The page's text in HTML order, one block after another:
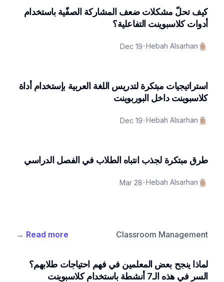
كيف تحلّ مشكلات ضعف المشاركة الصفّية باستخدام
أدوات كلاسبوينت التفاعلية؟
Hebah Alsarhan
•
Dec 19
استراتيجيات مبتكرة لتدريس اللغة العربية بإستخدام أداة
كلاسبوينت داخل البوربوينت
Hebah Alsarhan
•
Dec 19
طرق مبتكرة لجذب انتباه الطلاب في الفصل الدراسي
Hebah Alsarhan
•
Mar 28
Classroom Management
Read more
→
لماذا ينجح بعض المعلمين في فهم احتياجات طلابهم؟
السر في هذه الـ7 أنشطة باستخدام كلاسبوينت